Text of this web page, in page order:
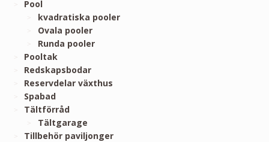
Pool
kvadratiska pooler
Ovala pooler
Runda pooler
Pooltak
Redskapsbodar
Reservdelar växthus
Spabad
Tältförråd
Tältgarage
Tillbehör paviljonger